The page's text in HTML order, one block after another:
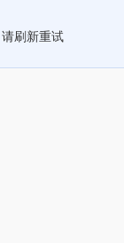
刷新重试